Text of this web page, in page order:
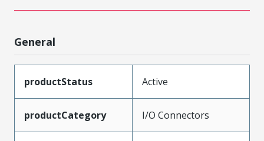
General
productStatus Active
productCategory I/O Connectors